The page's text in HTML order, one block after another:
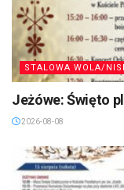
STALOWA WOLA/
Jeżówe: Święto
2026-08-08